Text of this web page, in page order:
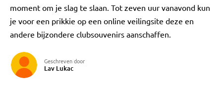
moment om je slag te slaan. Tot zeven uur vanavond kun
je voor een prikkie op een online veilingsite deze en
andere bijzondere clubsouvenirs aanschaffen.
Geschreven door
Lav Lukac